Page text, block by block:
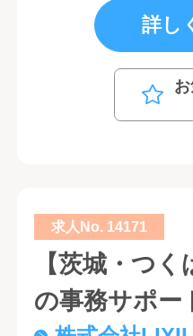
詳し
求人No. 14171
【茨城・つ
の事務サポー